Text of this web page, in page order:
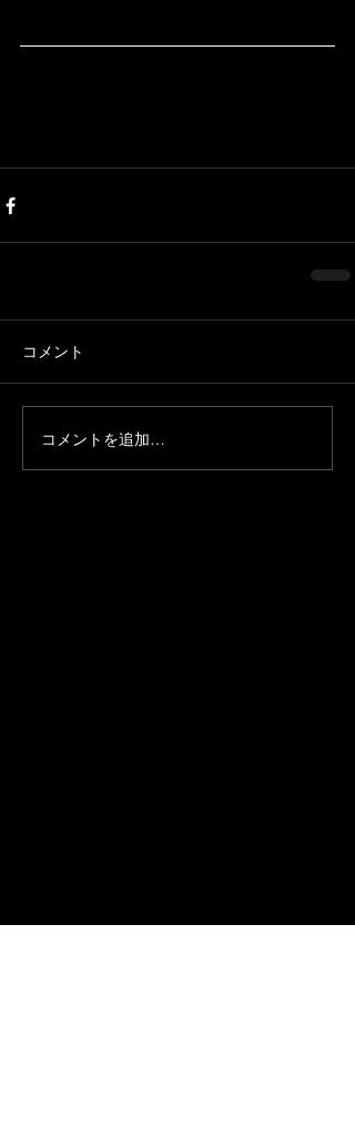
コメント
コメントを追加…